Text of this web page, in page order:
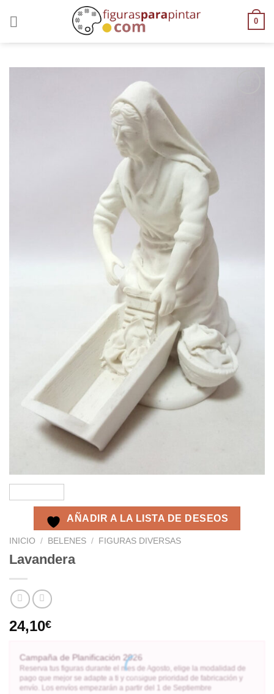
0
AÑADIR A LA LISTA DE DESEOS
INICIO / BELENES / FIGURAS DIVERSAS
Lavandera
24,10€
Campaña de Planificación 2026
Reserva tus figuras durante el mes de Agosto, elige la modalidad de
pago que mejor se adapte a ti y consigue prioridad de fabricación y
envío. Los envíos empezarán a partir del 1 de Septiembre